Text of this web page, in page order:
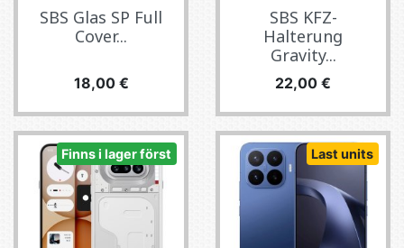
SBS Glas SP Full
Cover...
Pris
18,00 €
SBS KFZ-
Halterung
Gravity...
Pris
22,00 €
Finns i lager först Last units